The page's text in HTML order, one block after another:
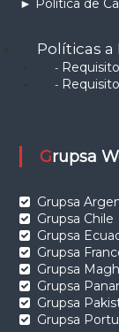
Políticas a
-
-
Grupsa
Grupsa
Grupsa Chile
Grupsa
Grupsa
Grupsa
Grupsa
Grupsa
Grupsa